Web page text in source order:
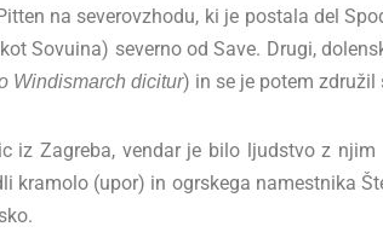
na severovzhodu, ki je postala del
Sovuina) severno od Save. Drugi,
Windismarch dicitur) in se je potem združil
Zagreba, vendar je bilo ljudstvo z njim
(upor) in ogrskega namestnika